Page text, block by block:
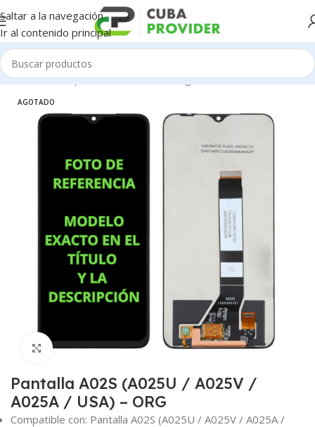
Saltar a la navegación
Ir al contenido principal
Inicio/Piezas para Celulares/Samsung/Pantallas
AGOTADO
Click para agrandar
Pantalla A02S (A025U / A025V /
A025A / USA) – ORG
Compatible con: Pantalla A02S (A025U / A025V / A025A /